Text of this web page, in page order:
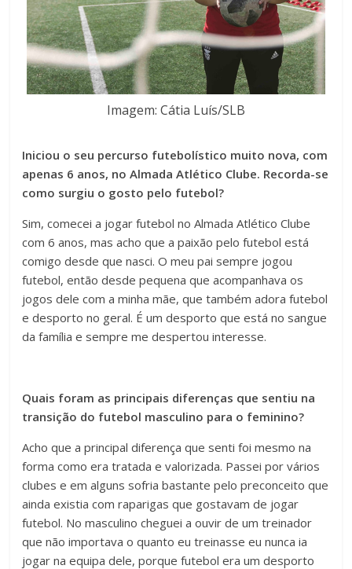
Imagem: Cátia Luís/SLB
Iniciou o seu percurso futebolístico muito nova, com
apenas 6 anos, no Almada Atlético Clube. Recorda-se
como surgiu o gosto pelo futebol?
Sim, comecei a jogar futebol no Almada Atlético Clube
com 6 anos, mas acho que a paixão pelo futebol está
comigo desde que nasci. O meu pai sempre jogou
futebol, então desde pequena que acompanhava os
jogos dele com a minha mãe, que também adora futebol
e desporto no geral. É um desporto que está no sangue
da família e sempre me despertou interesse.
Quais foram as principais diferenças que sentiu na
transição do futebol masculino para o feminino?
Acho que a principal diferença que senti foi mesmo na
forma como era tratada e valorizada. Passei por vários
clubes e em alguns sofria bastante pelo preconceito que
ainda existia com raparigas que gostavam de jogar
futebol. No masculino cheguei a ouvir de um treinador
que não importava o quanto eu treinasse eu nunca ia
jogar na equipa dele, porque futebol era um desporto